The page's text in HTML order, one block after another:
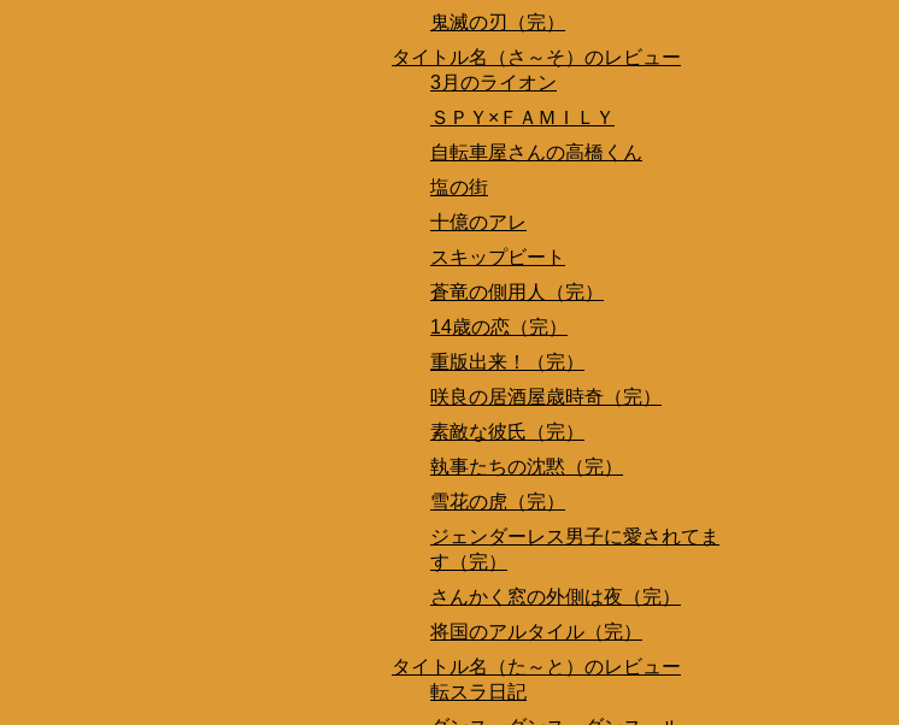
鬼滅の刃（完）
タイトル名（さ～そ）のレビュー
3月のライオン
ＳＰＹ×ＦＡＭＩＬＹ
自転車屋さんの高橋くん
塩の街
十億のアレ
スキップビート
蒼竜の側用人（完）
14歳の恋（完）
重版出来！（完）
咲良の居酒屋歳時奇（完）
素敵な彼氏（完）
執事たちの沈黙（完）
雪花の虎（完）
ジェンダーレス男子に愛されてま
す（完）
さんかく窓の外側は夜（完）
将国のアルタイル（完）
タイトル名（た～と）のレビュー
転スラ日記